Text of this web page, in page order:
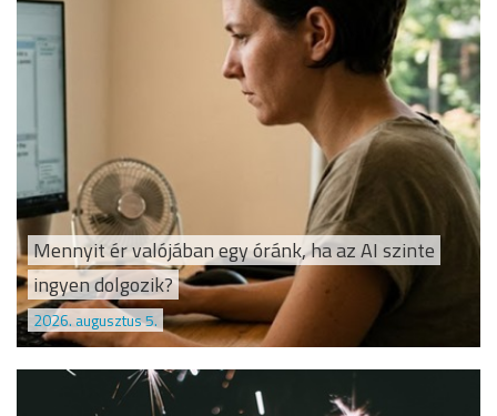
Mennyit ér valójában egy óránk, ha az AI szinte
ingyen dolgozik?
2026. augusztus 5.